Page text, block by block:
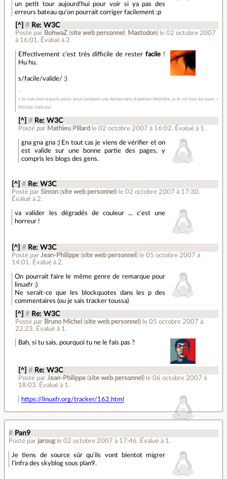
un petit tour aujourd'hui pour voir si ya pas des
erreurs bateau qu'on pourrait corriger facilement :p
[^] # Re: W3C
Posté par BohwaZ(site web personnel , Mastodon) le 02 octobre 2007
à 16:01 . Évalué à 2.
Effectivement c'est très difficile de resterfacile !
Hu hu.
s/facile/valide/ :)
« Je vois bien à quels excès peut conduire une démocratie d'opinion débridée, je le vis tous les jours. »
(Nicolas Sarkozy)
[^] # Re: W3C
Posté par Mathieu Pillard le 02 octobre 2007 à 16:02. Évalué à 1 .
gna gna gna :) En tout cas je viens de vérifier et on
est valide sur une bonne partie des pages, y
compris les blogs des gens.
[^] # Re: W3C
Posté parSimon (site web personnel ) le 02 octobre 2007 à 17:30.
Évalué à 2.
va valider les dégradés de couleur ... c'est une
horreur !
[^] # Re: W3C
Posté parJean-Philippe (site web personnel ) le 05 octobre 2007 à
14:01 . Évalué à 2.
On pourrait faire le même genre de remarque pour
linuxfr ;)
Ne serait-ce que les blockquotes dans les p des
commentaires (ou je sais tracker toussa)
[^] # Re: W3C
Posté par Bruno Michel (site web personnel ) le 05 octobre 2007 à
22:23. Évalué à 1 .
Bah, si tu sais, pourquoi tu ne le fais pas ?
[^] # Re: W3C
Posté parJean-Philippe (site web personnel ) le 06 octobre 2007 à
18:03. Évalué à 1.
https://linuxfr.org/tracker/162.html
# Pan9
Posté par jaroug le 02 octobre 2007 à 17:46. Évalué à 1.
Je tiens de source sûr qu'ils vont bientot migrer
l'infra des skyblog sous plan9.